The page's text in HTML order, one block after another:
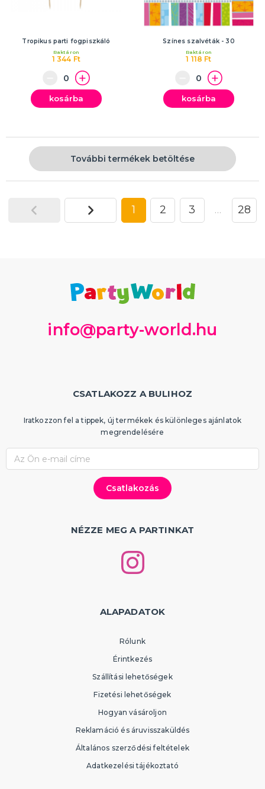
Tropikus parti fogpiszkáló
1 344 Ft
Raktáron
kosárba
Színes szalvéták - 30
1 118 Ft
Raktáron
kosárba
További termékek betöltése
1 2 3 … 28
info@party-world.hu
CSATLAKOZZ A BULIHOZ
Iratkozzon fel a tippek, új termékek és különleges ajánlatok
megrendelésére
NÉZZE MEG A PARTINKAT
ALAPADATOK
Rólunk
Érintkezés
Szállítási lehetőségek
Fizetési lehetőségek
Hogyan vásároljon
Reklamáció és áruvisszaküldés
Általános szerződési feltételek
Adatkezelési tájékoztató